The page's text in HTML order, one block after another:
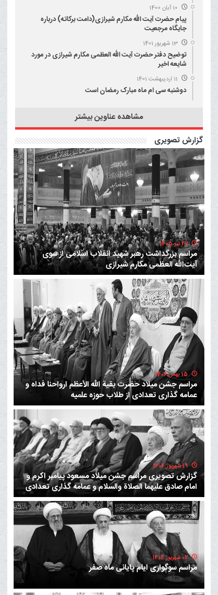
10 آبان 1400
پیام حضرت آیت الله مکارم شیرازی(دامت برکاته) درباره
جایگاه مرجعیت
13 شهریور 1401
توضیح دفتر حضرت آیت الله العظمی مکارم شیرازی در مورد
شایعه اخیر
11 اردیبهشت 1401
دوشنبه سی ام ماه مبارک رمضان است
مشاهده عناوین بیشتر
گزارش تصویری
27 تیر 1405
مراسم بزرگداشت رهبر شهید انقلاب اسلامی از سوی
آیت‌الله العظمی مکارم شیرازی
15 بهمن 1404
مراسم جشن میلاد حضرت بقیة الله الأعظم ارواحنا فداه و
عمامه گذاری تعدادی از طلاب حوزه علمیه
19 شهریور 1404
گزارش تصویری مراسم جشن میلاد مسعود پیامبر اکرم و
امام صادق علیهما الصلاة والسلام و عمامه گذاری تعدادی
از طلاب حوزه عملیه
02 شهریور 1404
مراسم سوگواری ایام پایانی ماه صفر